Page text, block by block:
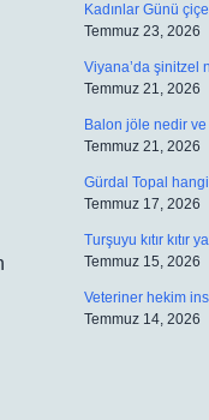
Kadınlar Günü
Temmuz 23, 2026
Viyana’da şinitzel
Temmuz 21, 2026
Balon jöle nedir ve
Temmuz 21, 2026
Gürdal Topal
Temmuz 17, 2026
Turşuyu kıtır kıtır
Temmuz 15, 2026
Veteriner hekim
Temmuz 14, 2026